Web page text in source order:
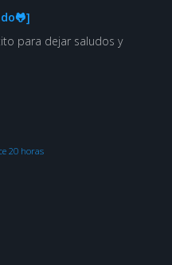
para dejar saludos y
20 horas